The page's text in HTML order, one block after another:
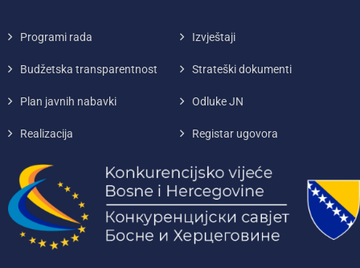
Programi rada Izvještaji
Budžetska transparentnost Strateški dokumenti
Plan javnih nabavki Odluke JN
Realizacija Registar ugovora